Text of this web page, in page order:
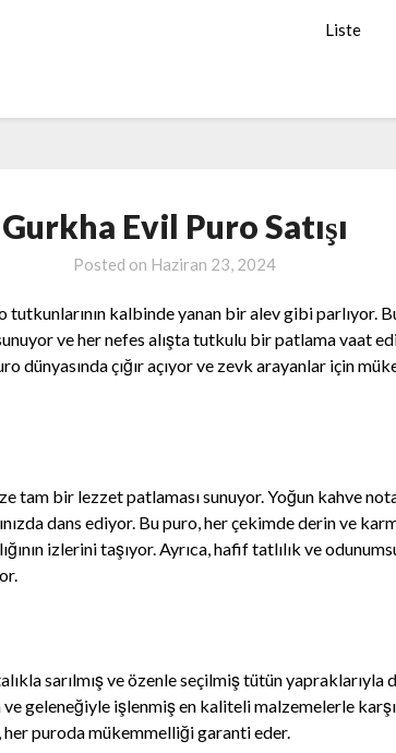
Liste
Gurkha Evil Puro Satışı
Posted on Haziran 23, 2024
kalbinde yanan bir alev gibi parlıyor.
ve her nefes alışta tutkulu bir patlama vaat
dünyasında çığır açıyor ve zevk arayanlar için
tam bir lezzet patlaması sunuyor. Yoğun kahve
dans ediyor. Bu puro, her çekimde derin ve
izlerini taşıyor. Ayrıca, hafif tatlılık ve
sarılmış ve özenle seçilmiş tütün
geleneğiyle işlenmiş en kaliteli malzemelerle
puroda mükemmelliği garanti eder.